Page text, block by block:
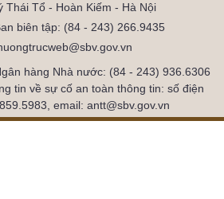
Thái Tổ - Hoàn Kiếm - Hà Nội
biên tập: (84 - 243) 266.9435
hàng Nhà nước: (84 - 243) 936.6306
tin về sự cố an toàn thông tin: số điện
email: antt@sbv.gov.vn